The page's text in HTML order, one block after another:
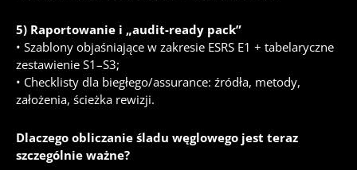
5) Raportowanie i „audit-ready pack”
• Szablony objaśniające w zakresie ESRS E1 + tabelaryczne
zestawienie S1–S3;
• Checklisty dla biegłego/assurance: źródła, metody,
założenia, ścieżka rewizji.
Dlaczego obliczanie śladu węglowego jest teraz
szczególnie ważne?